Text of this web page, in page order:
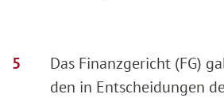
Das Finanzgericht (FG)
den in Entscheidungen